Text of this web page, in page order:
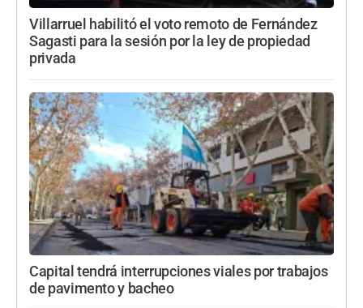
Villarruel habilitó el voto remoto de Fernández
Sagasti para la sesión por la ley de propiedad
privada
Capital tendrá interrupciones viales por trabajos
de pavimento y bacheo